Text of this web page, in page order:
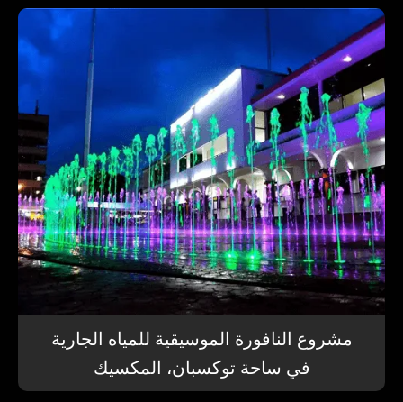
مشروع النافورة الموسيقية للمياه الجارية
في ساحة توكسبان، المكسيك